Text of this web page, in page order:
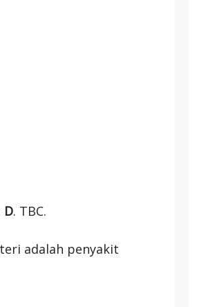
D. TBC.
adalah penyakit